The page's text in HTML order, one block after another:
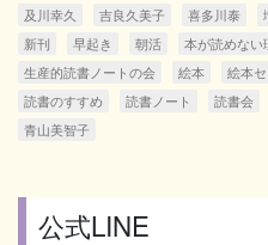
及川幸久
吉良久美子 喜多川泰
新刊
早起き 朝活 本が読めない
生産的読書ノートの会
絵本 絵本
読書のすすめ
読書ノート 読書会
青山美智子
公式LINE